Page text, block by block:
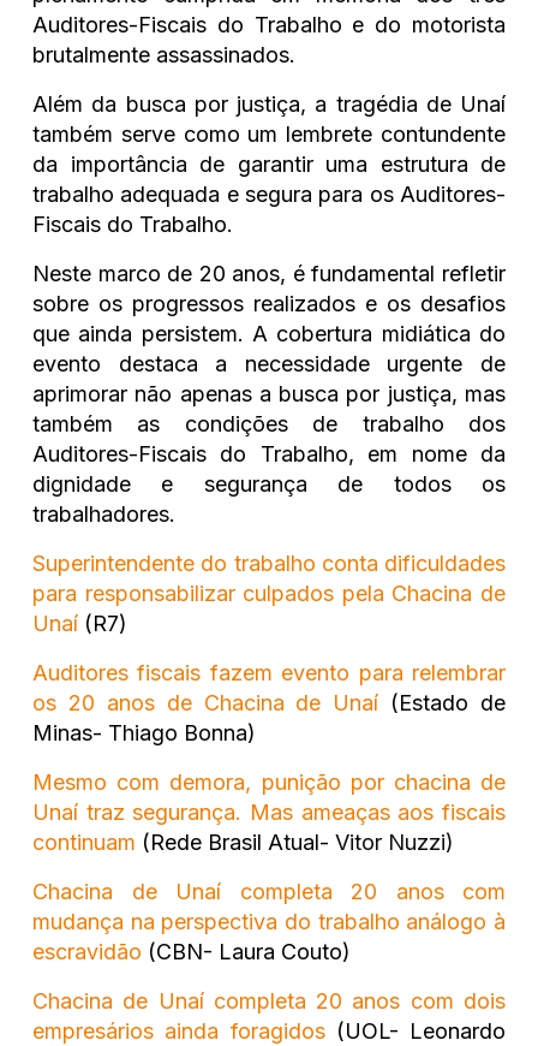
Auditores-Fiscais do Trabalho e do motorista
brutalmente assassinados.
Além da busca por justiça, a tragédia de Unaí
também serve como um lembrete contundente
da importância de garantir uma estrutura de
trabalho adequada e segura para os Auditores-
Fiscais do Trabalho.
Neste marco de 20 anos, é fundamental refletir
sobre os progressos realizados e os desafios
que ainda persistem. A cobertura midiática do
evento destaca a necessidade urgente de
aprimorar não apenas a busca por justiça, mas
também as condições de trabalho dos
Auditores-Fiscais do Trabalho, em nome da
dignidade e segurança de todos os
trabalhadores.
Superintendente do trabalho conta dificuldades
para responsabilizar culpados pela Chacina de
Unaí (R7)
Auditores fiscais fazem evento para relembrar
os 20 anos de Chacina de Unaí (Estado de
Minas- Thiago Bonna)
Mesmo com demora, punição por chacina de
Unaí traz segurança. Mas ameaças aos fiscais
continuam (Rede Brasil Atual- Vitor Nuzzi)
Chacina de Unaí completa 20 anos com
mudança na perspectiva do trabalho análogo à
escravidão (CBN- Laura Couto)
Chacina de Unaí completa 20 anos com dois
empresários ainda foragidos(UOL- Leonardo